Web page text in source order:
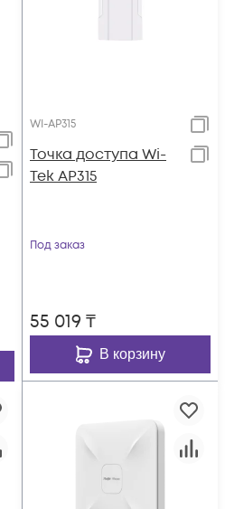
WI-AP315
Точка доступа Wi-
Tek AP315
Под заказ
55 019 ₸
В корзину